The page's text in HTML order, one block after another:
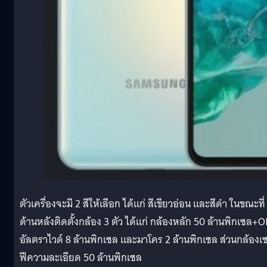
ตัวเครื่องจะมี 2 สีให้เลือก ได้แก่ สีเขียวอ่อน และสีดำ ในขณะที่
ด้านหลังติดตั้งกล้อง 3 ตัว ได้แก่ กล้องหลัก 50 ล้านพิกเซล
อัลตราไวด์ 8 ล้านพิกเซล และมาโคร 2 ล้านพิกเซล ส่วนกล้องเ
ฟีความละเอียด 50 ล้านพิกเซล